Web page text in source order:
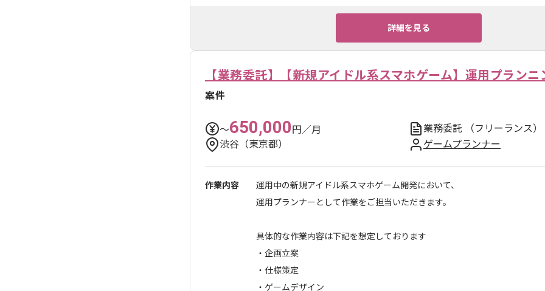
詳細を見る
【業務委託】【新規アイドル系スマホゲーム】運用プランニ
案件
〜650,000円／月 業務委託
（フリーランス）
渋谷（東京都）
ゲームプランナー
作業内容
運用中の新規アイドル系スマホゲーム開発において、
運用プランナーとして作業をご担当いただきます。
具体的な作業内容は下記を想定しております
・企画立案
・仕様策定
・ゲームデザイン